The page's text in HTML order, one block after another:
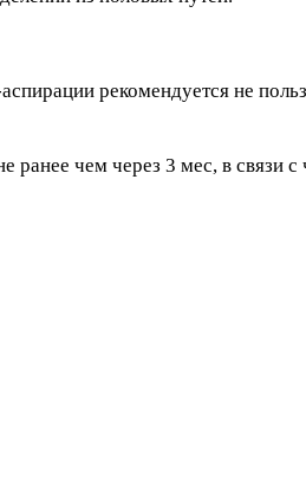
рекомендуется не
чем через 3 мес, в связи